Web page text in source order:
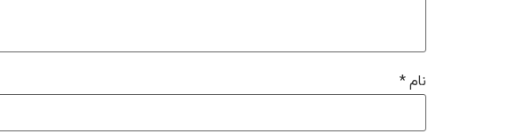
نام*